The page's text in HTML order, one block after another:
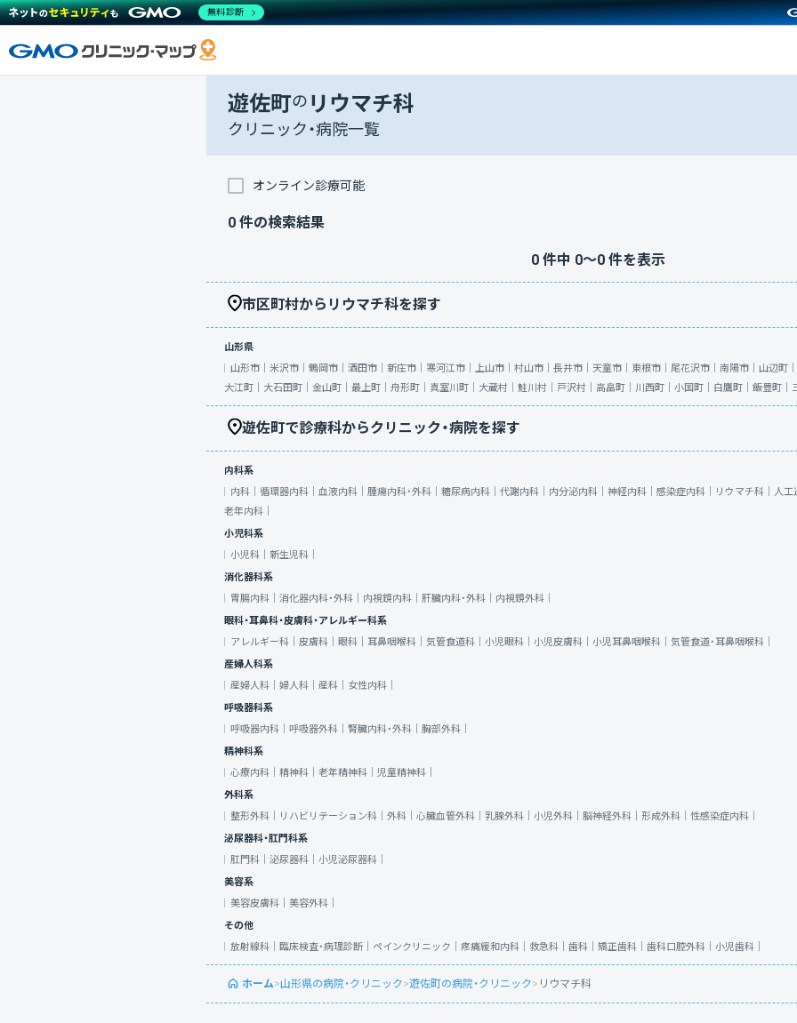
遊佐町の リウマチ科
クリニック・病院一覧
オンライン診療可能
0 件の検索結果
0件中 0〜0件を表示
市区町村からリウマチ科を探す
山形県
山形市｜ 米沢市｜ 鶴岡市｜ 酒田市｜ 新庄市｜ 寒河江市｜ 上山市｜ 村山市｜ 長井市｜ 天童市｜ 東根市｜ 尾花沢市｜ 南陽市｜ 山辺町｜
大江町｜ 大石田町｜ 金山町｜ 最上町｜ 舟形町｜ 真室川町｜ 大蔵村｜ 鮭川村｜ 戸沢村｜ 高畠町｜ 川西町｜ 小国町｜ 白鷹町｜ 飯豊町｜
遊佐町で診療科からクリニック・病院を探す
内科系
内科｜ 循環器内科｜ 血液内科｜ 腫瘍内科・外科｜ 糖尿病内科｜ 代謝内科｜ 内分泌内科｜ 神経内科｜ 感染症内科｜ リウマチ科｜ 人工
老年内科｜
小児科系
小児科｜ 新生児科｜
消化器科系
胃腸内科｜ 消化器内科・外科｜ 内視鏡内科｜ 肝臓内科・外科｜ 内視鏡外科｜
眼科・耳鼻科・皮膚科・アレルギー科系
アレルギー科｜ 皮膚科｜ 眼科｜ 耳鼻咽喉科｜ 気管食道科｜ 小児眼科｜ 小児皮膚科｜ 小児耳鼻咽喉科｜ 気管食道・耳鼻咽喉科｜
産婦人科系
産婦人科｜ 婦人科｜ 産科｜ 女性内科｜
呼吸器科系
呼吸器内科｜ 呼吸器外科｜ 腎臓内科・外科｜ 胸部外科｜
精神科系
心療内科｜ 精神科｜ 老年精神科｜ 児童精神科｜
外科系
整形外科｜
リハビリテーション科｜ 外科｜ 心臓血管外科｜ 乳腺外科｜ 小児外科｜ 脳神経外科｜ 形成外科｜ 性感染症内科｜
泌尿器科・肛門科系
肛門科｜ 泌尿器科｜ 小児泌尿器科｜
美容系
美容皮膚科｜ 美容外科｜
その他
放射線科｜ 臨床検査・病理診断｜ ペインクリニック｜ 疼痛緩和内科｜ 救急科｜ 歯科｜ 矯正歯科｜ 歯科口腔外科｜ 小児歯科｜
ホーム>山形県の病院・クリニック>遊佐町の病院・クリニック> リウマチ科
無料診断